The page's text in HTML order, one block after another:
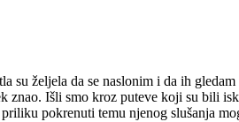
željela da se naslonim i da ih gledam
znao. Išli smo kroz puteve koji su bili
pokrenuti temu njenog slušanja